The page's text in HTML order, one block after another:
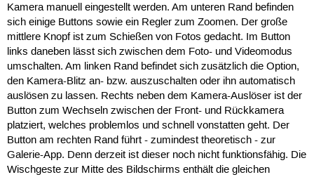
Kamera manuell eingestellt werden. Am unteren Rand befinden
sich einige Buttons sowie ein Regler zum Zoomen. Der große
mittlere Knopf ist zum Schießen von Fotos gedacht. Im Button
links daneben lässt sich zwischen dem Foto- und Videomodus
umschalten. Am linken Rand befindet sich zusätzlich die Option,
den Kamera-Blitz an- bzw. auszuschalten oder ihn automatisch
auslösen zu lassen. Rechts neben dem Kamera-Auslöser ist der
Button zum Wechseln zwischen der Front- und Rückkamera
platziert, welches problemlos und schnell vonstatten geht. Der
Button am rechten Rand führt - zumindest theoretisch - zur
Galerie-App. Denn derzeit ist dieser noch nicht funktionsfähig. Die
Wischgeste zur Mitte des Bildschirms enthält die gleichen